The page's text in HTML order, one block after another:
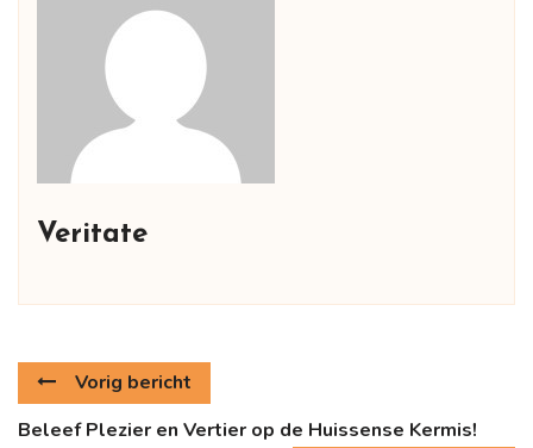
Veritate
Vorig bericht
Beleef Plezier en Vertier op de Huissense Kermis!